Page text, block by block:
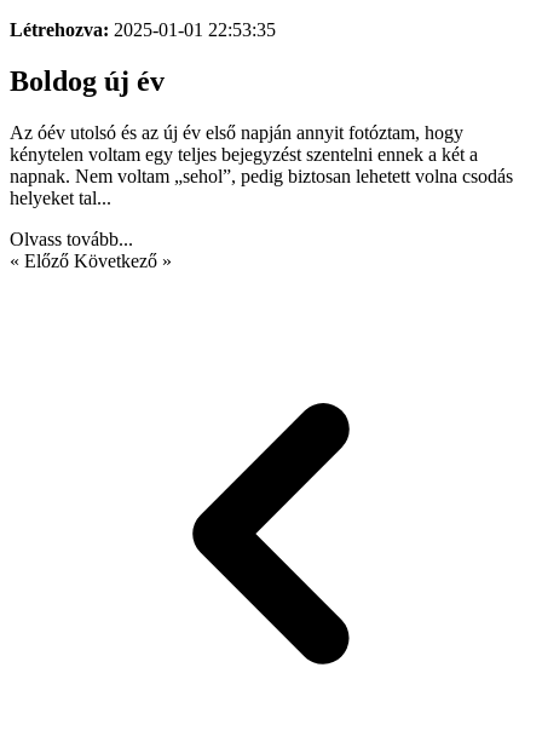
Létrehozva: 2025-01-01 22:53:35
Boldog új év
Az óév utolsó és az új év első napján annyit fotóztam, hogy
kénytelen voltam egy teljes bejegyzést szentelni ennek a két a
napnak. Nem voltam „sehol”, pedig biztosan lehetett volna csodás
helyeket tal...
Olvass tovább...
« Előző Következő »